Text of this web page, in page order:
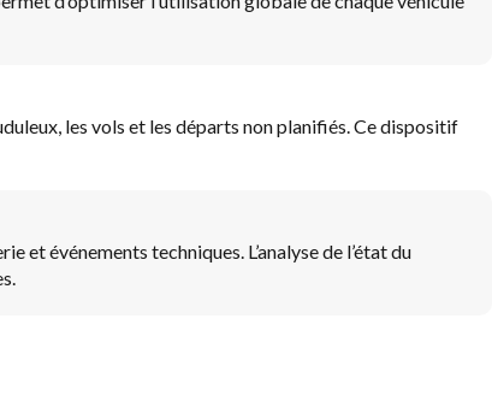
les vols et les départs non planifiés. Ce dispositif
événements techniques. L’analyse de l’état du